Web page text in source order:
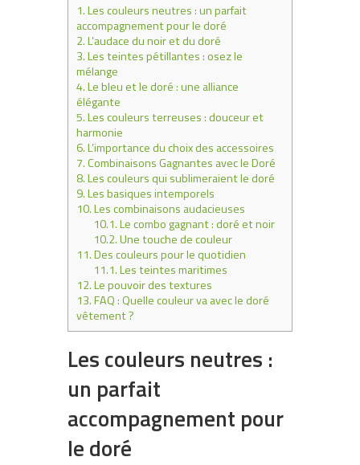
1.Les couleurs neutres : un parfait
accompagnement pour le doré
2.L’audace du noir et du doré
3.Les teintes pétillantes : osez le
mélange
4.Le bleu et le doré : une alliance
élégante
5.Les couleurs terreuses : douceur et
harmonie
6.L’importance du choix des accessoires
7.Combinaisons Gagnantes avec le Doré
8.Les couleurs qui sublimeraient le doré
9.Les basiques intemporels
10.Les combinaisons audacieuses
10.1.Le combo gagnant : doré et noir
10.2.Une touche de couleur
11.Des couleurs pour le quotidien
11.1.Les teintes maritimes
12.Le pouvoir des textures
13.FAQ : Quelle couleur va avec le doré
vêtement ?
Les couleurs neutres :
un parfait
accompagnement pour
le doré